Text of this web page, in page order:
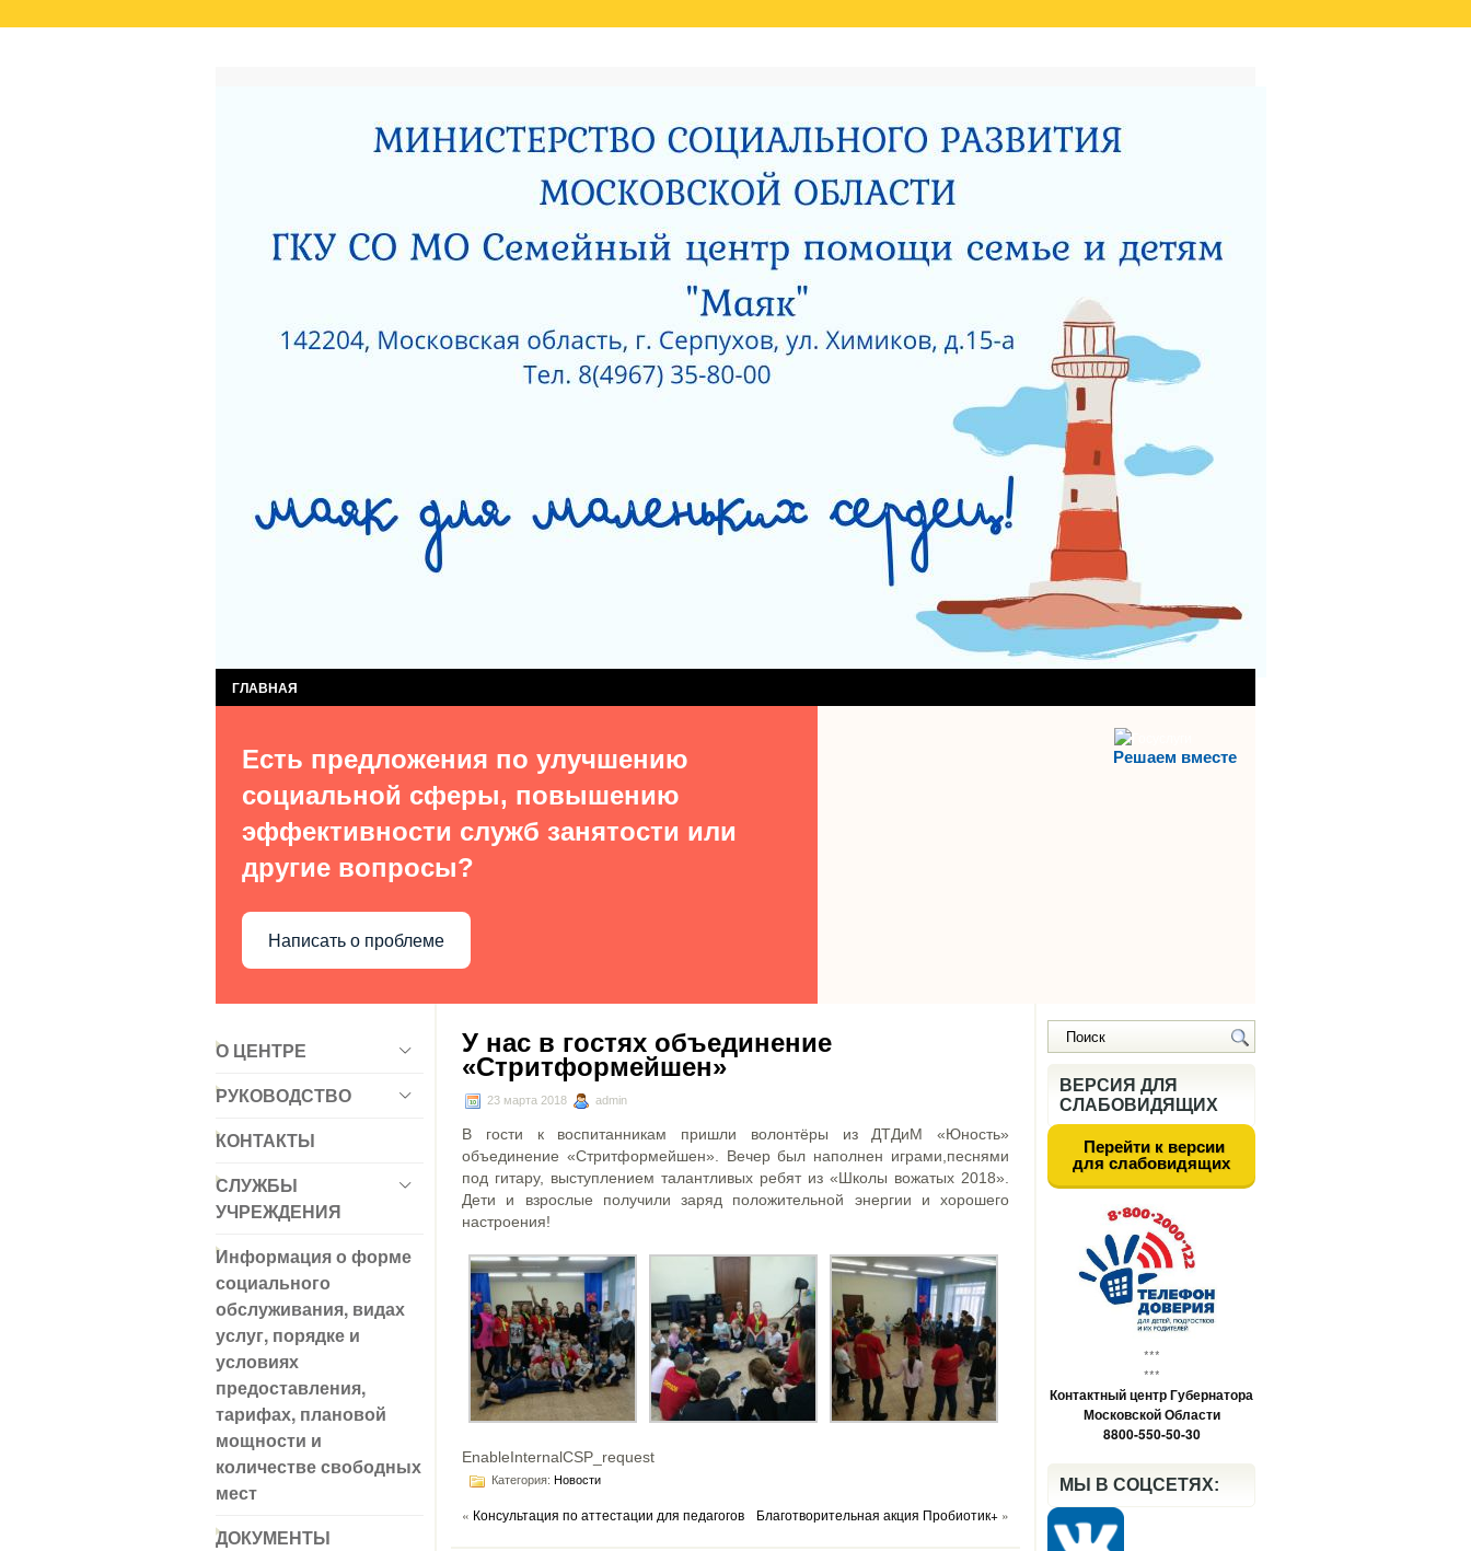
РОДИТЕЛЯМ О ПОЗИТИВНОМ МЫШЛЕНИИ РОДИТЕЛЯМ О ПОЗИТИВНОМ МЫШЛЕНИИ
АКТ ПРОВЕРКИ СЕРПУХОВСКОЙ ГОРОДСКОЙ ПРОКУРАТУРЫ САНИТАРНО — ЭПИДЕМИОЛОГИЧЕСКОЕ ЗАКЛЮЧЕНИЕ ВИДЕО
ПОЛОЖЕНИЕ О ПОПЕЧИТЕЛЬСКОМ СОВЕТЕ ПРИ ГКУСО МО «СЕРПУХОВСКИЙ ГОРОДСКОЙ СОЦИАЛЬНО-РЕАБИЛИТАЦИОННЫЙ ЦЕНТР ДЛЯ
ЗИМНИЕ ЗАБАВЫ ЧТО НУЖНО ЗНАТЬ О КОРРУПЦИИ ЛИЦЕНЗИЯ НА ОСУЩЕСТВЛЕНИЕ МЕДИЦИНСКОЙ ДЕЯТЕЛЬНОСТИ
КАК ЗАЩИТИТЬ РЕБЕНКА ОТ ПАДЕНИЯ ИЗ ОКНА? КАК ЗАЩИТИТЬ РЕБЕНКА ОТ ПАДЕНИЯ ИЗ ОКНА?
ЧТО НУЖНО ЗНАТЬ О КОРРУПЦИИ?
НЕЗАВИСИМАЯ ОЦЕНКА КАЧЕСТВА РАБОТЫ УЧРЕЖДЕНИЙ СОЦИАЛЬНОГО ОБСЛУЖИВАНИЯ, ПОДВЕДОМСТВЕННЫХ МИНИСТЕРСТВУ СОЦИАЛЬНОГО
ДОРОЖНАЯ КАРТА «ПО УЛУЧШЕНИЮ ОКАЗАНИЯ СОЦИАЛЬНЫХ УСЛУГ ПО РЕЗУЛЬТАТАМ НЕЗАВИСИМОЙ ОЦЕНКИ КАЧЕСТВА РАБОТЫ ГКУСО МО
«СЕРПУХОВСКИЙ ГОРОДСКОЙ СОЦИАЛЬНО-РЕАБИЛИТАЦИОННЫЙ ЦЕНТР ДЛЯ НЕСОВЕРШЕННОЛЕТНИХ» (2015 ГОД)
ЗАЩИТА ПРАВ ДЕТЕЙ
ПОРЯДОК ПОДАЧИ ОБРАЩЕНИЯ
СЛУЖБА КОМПЛЕКСНОЙ ПОМОЩИ ДЕТЯМ СЛУЖБА СОПРОВОЖДЕНИЯ ЗАМЕЩАЮЩИХ СЕМЕЙ #15513 (БЕЗ НАЗВАНИЯ)
СЛУЖБА ПОСТИНТЕРНАТНОГО СОПРОВОЖДЕНИЯ ВЫПУСКНИКОВ ИЗ ЧИСЛА ДЕТЕЙ-СИРОТ УЧАСТКОВАЯ СОЦИАЛЬНАЯ СЛУЖБА
ГЛАВНАЯ
Решаем вместе
Есть предложения по улучшению
социальной сферы, повышению
эффективности служб занятости или
другие вопросы?
Написать о проблеме
О ЦЕНТРЕ
РУКОВОДСТВО
КОНТАКТЫ
СЛУЖБЫ
УЧРЕЖДЕНИЯ
Информация о форме
социального
обслуживания, видах
услуг, порядке и
условиях
предоставления,
тарифах, плановой
мощности и
количестве свободных
мест
ДОКУМЕНТЫ
У нас в гостях объединение
«Стритформейшен»
23 марта 2018 admin
В гости к воспитанникам пришли волонтёры из ДТДиМ «Юность»
объединение «Стритформейшен». Вечер был наполнен играми,песнями
под гитару, выступлением талантливых ребят из «Школы вожатых 2018».
Дети и взрослые получили заряд положительной энергии и хорошего
настроения!
EnableInternalCSP_request
Категория: Новости
« Консультация по аттестации для педагогов Благотворительная акция Пробиотик+ »
ВЕРСИЯ ДЛЯ
СЛАБОВИДЯЩИХ
Перейти к версии
для слабовидящих
***
***
Контактный центр Губернатора
Московской Области
8800-550-50-30
МЫ В СОЦСЕТЯХ: